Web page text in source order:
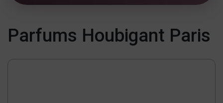
Parfums Houbigant Paris